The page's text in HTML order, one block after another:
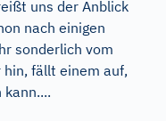
uns der Anblick
nach einigen
sonderlich vom
hin, fällt einem auf,